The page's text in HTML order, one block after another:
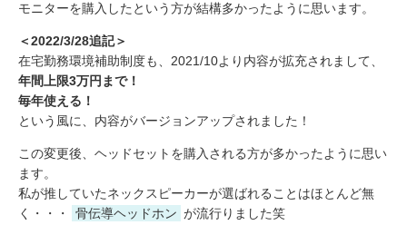
モニターを購入したという方が結構多かったように思います。
＜2022/3/28追記＞
在宅勤務環境補助制度も、2021/10より内容が拡充されまして、
年間上限3万円まで！
毎年使える！
という風に、内容がバージョンアップされました！
この変更後、ヘッドセットを購入される方が多かったように思い
ます。
私が推していたネックスピーカーが選ばれることはほとんど無
く・・・
骨伝導ヘッドホン が流行りました笑